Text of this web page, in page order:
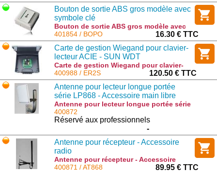
Bouton de sortie ABS gros modèle avec
symbole clé
Bouton de sortie ABS gros modèle avec
symbole clé : BOPO
401854 / BOPO
16.30 € TTC
Carte de gestion Wiegand pour clavier-
lecteur ACIE - SUN WDT
Carte de gestion Wiegand pour clavier-
lecteur ACIE - SUN WDT : ER2S
400988 / ER2S
120.50 € TTC
Antenne pour lecteur longue portée
série LP868 - Accessoire main libre
Antenne pour lecteur longue portée série
LP868 - Accessoire main libre : AT8WAY
400872
Réservé aux professionnels
-
Antenne pour récepteur - Accessoire
radio
Antenne pour récepteur - Accessoire
radio : AT868
400871 / AT868
89.95 € TTC